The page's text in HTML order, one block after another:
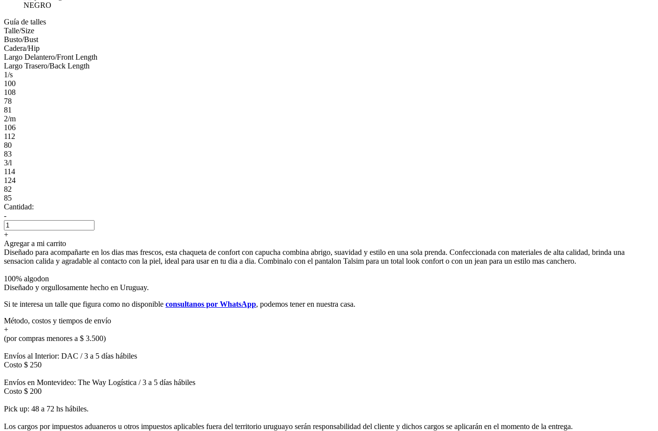
NEGRO
Guía de talles
Talle/Size
Busto/Bust
Cadera/Hip
Largo Delantero/Front Length
Largo Trasero/Back Length
1/s
100
108
78
81
2/m
106
112
80
83
3/l
114
124
82
85
Cantidad:
-
+
Agregar a mi carrito
Diseñado para acompañarte en los dias mas frescos, esta chaqueta de confort con capucha combina abrigo, suavidad y estilo en una sola prenda. Confeccionada con materiales de alta calidad, brinda una
sensacion calida y agradable al contacto con la piel, ideal para usar en tu dia a dia. Combinalo con el pantalon Talsim para un total look confort o con un jean para un estilo mas canchero.
100% algodon
Diseñado y orgullosamente hecho en Uruguay.
Si te interesa un talle que figura como no disponible consultanos por WhatsApp, podemos tener en nuestra casa.
Método, costos y tiempos de envío
+
(por compras menores a $ 3.500)
Envíos al Interior: DAC / 3 a 5 días hábiles
Costo $ 250
Envíos en Montevideo: The Way Logística / 3 a 5 días hábiles
Costo $ 200
Pick up: 48 a 72 hs hábiles.
Los cargos por impuestos aduaneros u otros impuestos aplicables fuera del territorio uruguayo serán responsabilidad del cliente y dichos cargos se aplicarán en el momento de la entrega.